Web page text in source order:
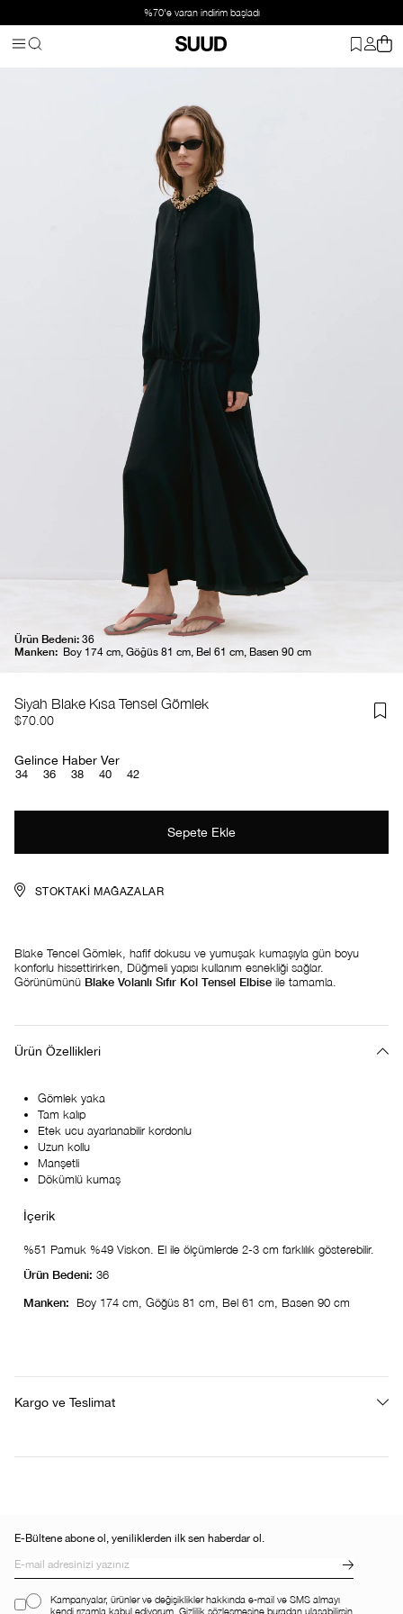
%70'e varan indirim başladı
Üst Giyim Gömlek Siyah Blake Kısa Tensel
Ürün Bedeni: 36
Manken: Boy 174 cm, Göğüs 81 cm, Bel 61 cm, Basen 90 cm
Siyah Blake Kısa Tensel Gömlek
$70.00
Gelince Haber Ver
34 36 38 40 42
STOKTAKI MAĞAZALAR
Blake Tencel Gömlek, hafif dokusu ve yumuşak kumaşıyla gün boyu
konforlu hissettirirken, Düğmeli yapısı kullanım esnekliği sağlar.
Görünümünü Blake Volanlı Sıfır Kol Tensel Elbise ile tamamla.
Ürün Özellikleri
Gömlek yaka
Tam kalıp
Etek ucu ayarlanabilir kordonlu
Uzun kollu
Manşetli
Dökümlü kumaş
%51 Pamuk %49 Viskon. El ile ölçümlerde 2-3 cm farklılık gösterebilir.
Ürün Bedeni: 36
Manken:
Boy 174 cm, Göğüs 81 cm, Bel 61 cm, Basen 90 cm
Kargo ve Teslimat
E-Bültene abone ol, yeniliklerden ilk sen haberdar ol.
Kampanyalar, ürünler ve değişiklikler hakkında e-mail ve SMS almayı
kendi rızamla kabul ediyorum. Gizlilik sözleşmesine buradan ulaşabilirsin